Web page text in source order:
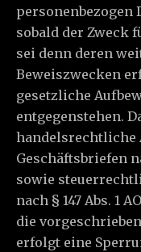
personenbezogen
sobald der Zweck
sei denn deren
Beweiszwecken
gesetzliche
entgegenstehen.
handelsrechtliche
Geschäftsbriefen
sowie
nach § 147 Abs. 1
die
erfolgt eine